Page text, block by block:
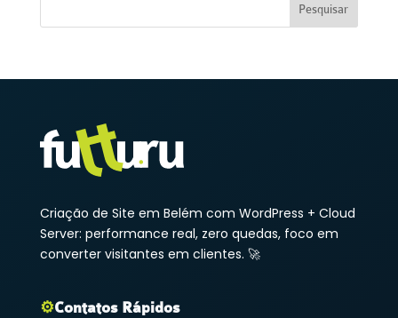
Criação de Site em Belém com WordPress + Cloud
Server: performance real, zero quedas, foco em
converter visitantes em clientes. 🚀
⚙️Contatos Rápidos